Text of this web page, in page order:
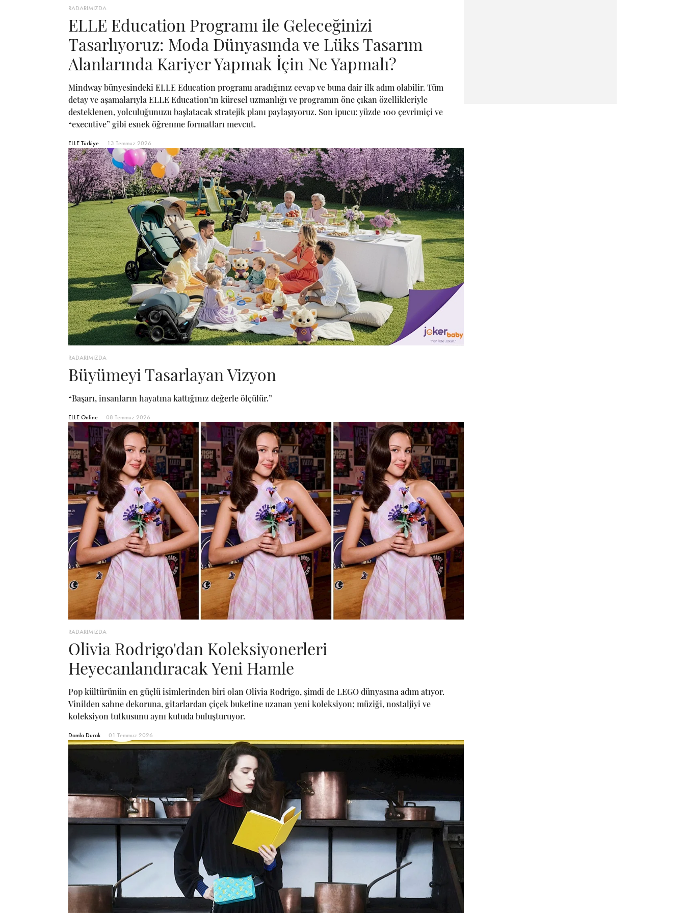
RADARIMIZDA
ELLE Education Programı ile Geleceğinizi
Tasarlıyoruz: Moda Dünyasında ve Lüks Tasarım
Alanlarında Kariyer Yapmak İçin Ne Yapmalı?
Mindway bünyesindeki ELLE Education programı aradığınız cevap ve buna dair ilk adım olabilir. Tüm
detay ve aşamalarıyla ELLE Education’ın küresel uzmanlığı ve programın öne çıkan özellikleriyle
desteklenen, yolculuğunuzu başlatacak stratejik planı paylaşıyoruz. Son ipucu: yüzde 100 çevrimiçi ve
“executive” gibi esnek öğrenme formatları mevcut.
ELLE Türkiye 13 Temmuz 2026
RADARIMIZDA
Büyümeyi Tasarlayan Vizyon
“Başarı, insanların hayatına kattığınız değerle ölçülür.”
ELLE Online 08 Temmuz 2026
RADARIMIZDA
Olivia Rodrigo'dan Koleksiyonerleri
Heyecanlandıracak Yeni Hamle
Pop kültürünün en güçlü isimlerinden biri olan Olivia Rodrigo, şimdi de LEGO dünyasına adım atıyor.
Vinilden sahne dekoruna, gitarlardan çiçek buketine uzanan yeni koleksiyon; müziği, nostaljiyi ve
koleksiyon tutkusunu aynı kutuda buluşturuyor.
Damla Durak 01 Temmuz 2026